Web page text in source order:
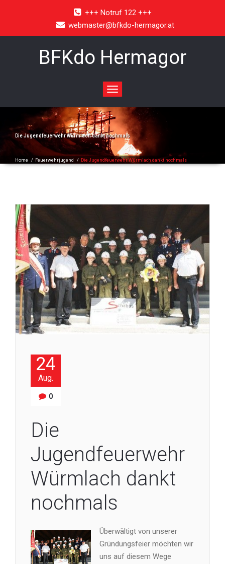
+++ Notruf 122 +++
webmaster@bfkdo-hermagor.at
BFKdo Hermagor
Toggle
navigation
Die Jugendfeuerwehr Würmlach dankt nochmals
Home / Feuerwehrjugend / Die Jugendfeuerwehr Würmlach dankt nochmals
24
Aug.
0
Die
Jugendfeuerwehr
Würmlach dankt
nochmals
Überwältigt von unserer
Gründungsfeier möchten wir
uns auf diesem Wege